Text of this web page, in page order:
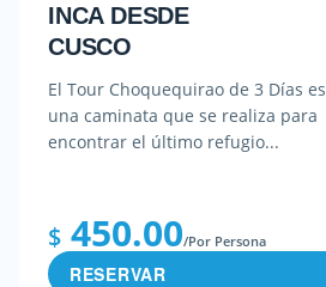
INCA DESDE
CUSCO
El Tour Choquequirao de 3 Días es
una caminata que se realiza para
encontrar el último refugio...
$ 450.00/Por Persona
RESERVAR